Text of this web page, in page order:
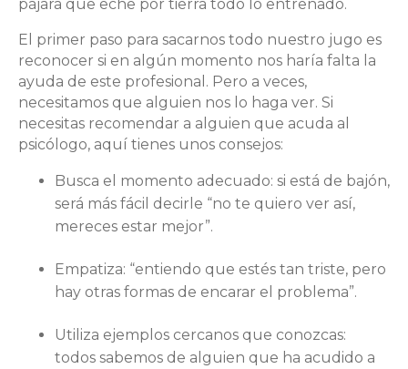
pájara que eche por tierra todo lo entrenado.
El primer paso para sacarnos todo nuestro jugo es
reconocer si en algún momento nos haría falta la
ayuda de este profesional. Pero a veces,
necesitamos que alguien nos lo haga ver. Si
necesitas recomendar a alguien que acuda al
psicólogo, aquí tienes unos consejos:
Busca el momento adecuado: si está de bajón,
será más fácil decirle “no te quiero ver así,
mereces estar mejor”.
Empatiza: “entiendo que estés tan triste, pero
hay otras formas de encarar el problema”.
Utiliza ejemplos cercanos que conozcas:
todos sabemos de alguien que ha acudido a